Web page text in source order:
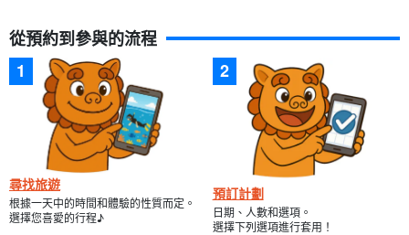
從預約到參與的流程
尋找旅遊
根據一天中的時間和體驗的性質而定。
選擇您喜愛的行程♪
預訂計劃
日期、人數和選項。
選擇下列選項進行套用！